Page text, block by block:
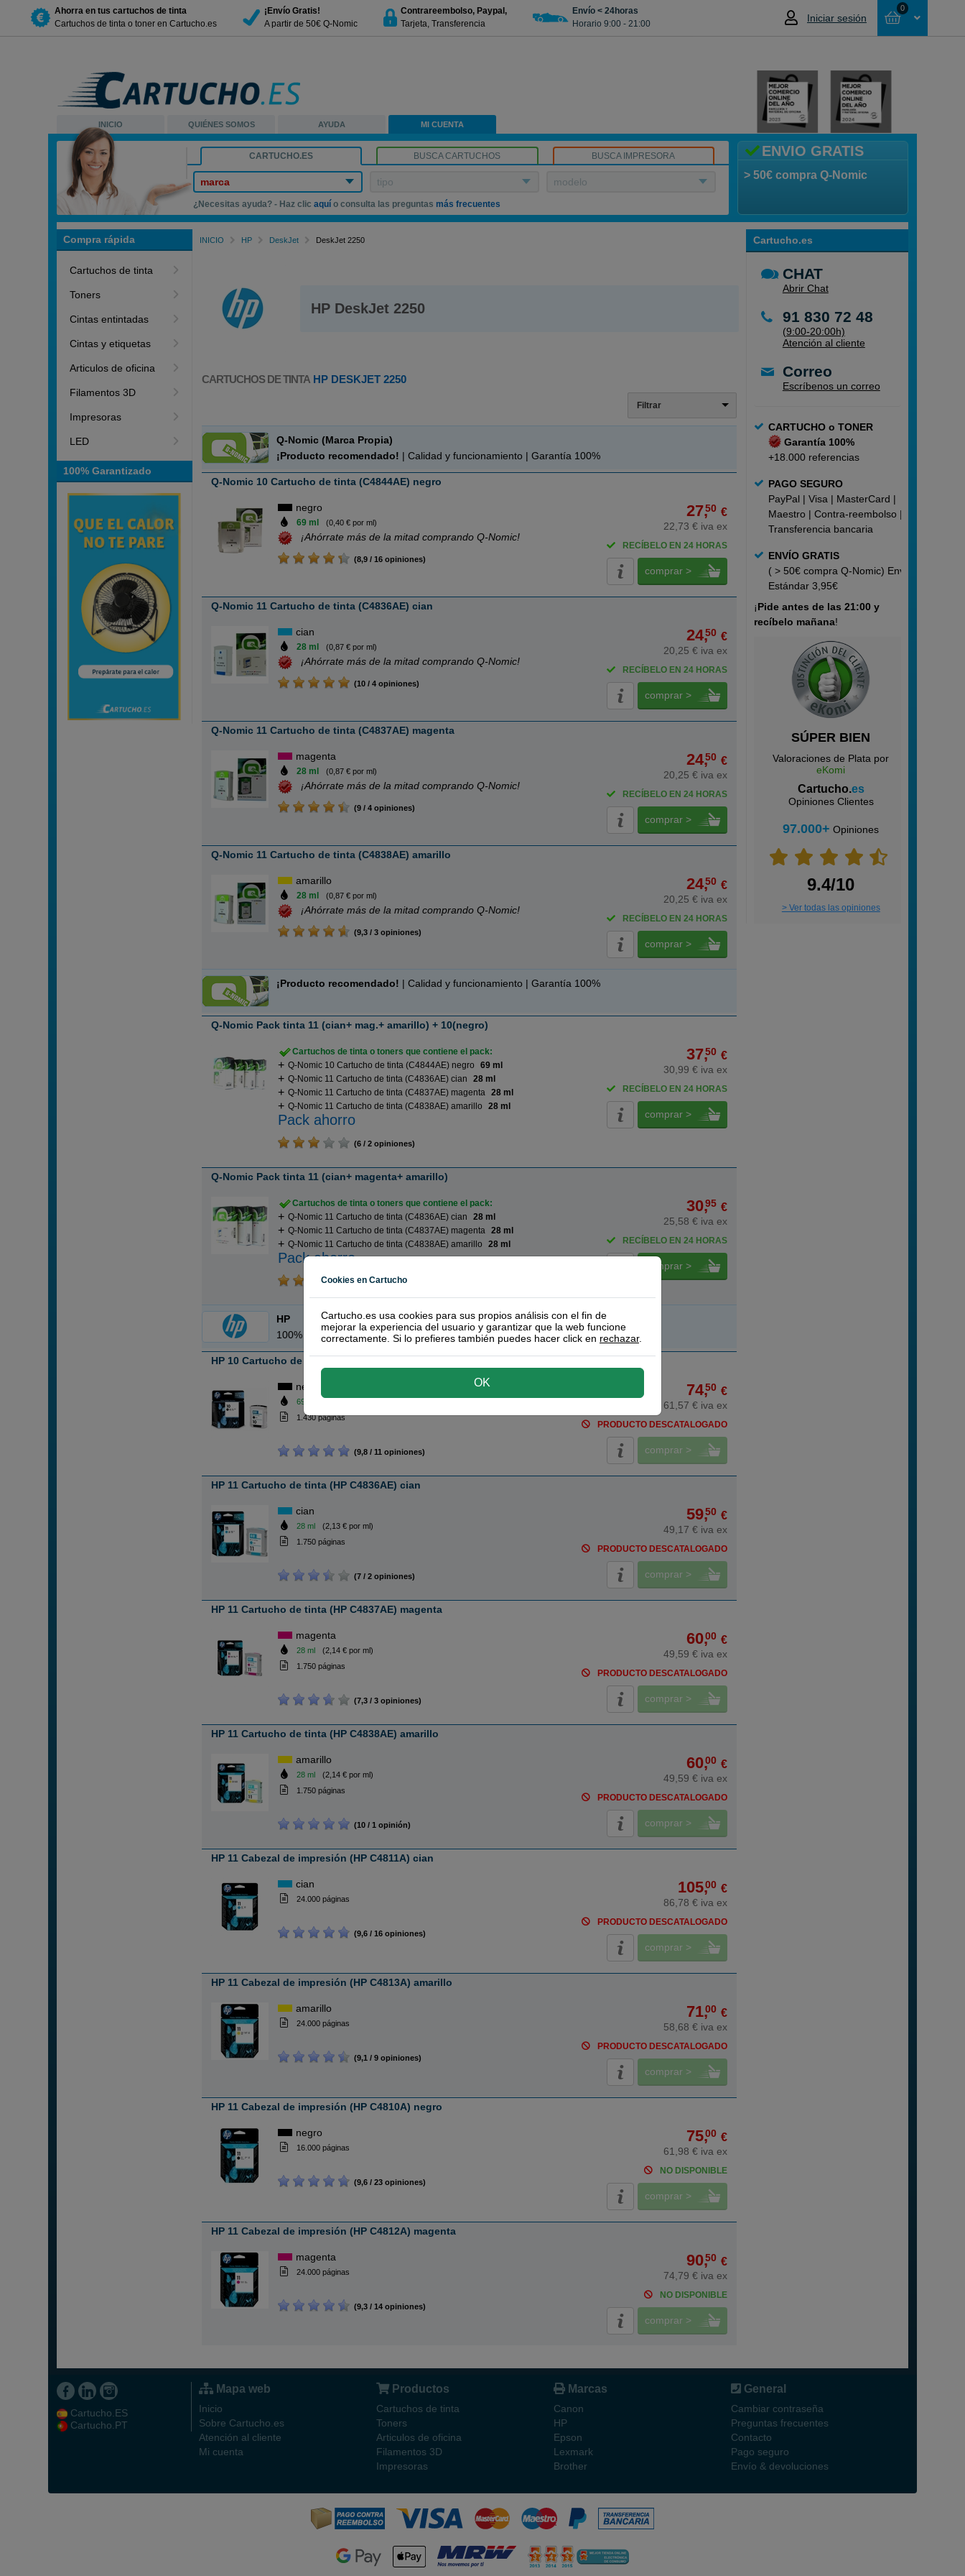
Ahorra en tus cartuchos de tinta
Cartuchos de tinta o toner en Cartucho.es
¡Envío Gratis!
A partir de 50€ Q-Nomic
Contrareembolso, Paypal,
Tarjeta, Transferencia
Envío < 24horas
Horario 9:00 - 21:00
Iniciar sesión
0
NO HAS SELECCIONADO NINGÚN
INICIO QUIÉNES SOMOS AYUDA MI CUENTA
ENVIO GRATIS
> 50€ compra Q-Nomic
CARTUCHO.ES BUSCA CARTUCHOS BUSCA IMPRESORA
marca tipo modelo
¿Necesitas ayuda? - Haz clicaquí o consulta las preguntas más frecuentes
Compra rápida
Cartuchos de tinta
Toners
Cintas entintadas
Cintas y etiquetas
Articulos de oficina
Filamentos 3D
Impresoras
LED
100% Garantizado
Cartucho.es
CHAT
Abrir Chat
91 830 72 48
(9:00-20:00h)
Atención al cliente
Correo
Escríbenos un correo
CARTUCHO o TONER
Garantía 100%
+18.000 referencias
PAGO SEGURO
PayPal | Visa | MasterCard |
Maestro | Contra-reembolso |
Transferencia bancaria
ENVÍO GRATIS
( > 50€ compra Q-Nomic) Envío
Estándar 3,95€
¡Pide antes de las 21:00 y
recíbelo mañana!
SÚPER BIEN
Valoraciones de Plata por
eKomi
Cartucho.es
Opiniones Clientes
97.000+ Opiniones
9.4/10
> Ver todas las opiniones
INICIO HP DeskJet DeskJet 2250
HP DeskJet 2250
CARTUCHOS DE TINTA HP DESKJET 2250
Filtrar
Q-Nomic (Marca Propia)
¡Producto recomendado! | Calidad y funcionamiento | Garantía 100%
Q-Nomic 10 Cartucho de tinta (C4844AE) negro
negro
69 ml (0,40 € por ml)
¡Ahórrate más de la mitad comprando Q-Nomic!
(8,9 / 16 opiniones)
27,50 €
22,73 € iva ex
RECÍBELO EN 24 HORAS
comprar >
Q-Nomic 11 Cartucho de tinta (C4836AE) cian
cian
28 ml (0,87 € por ml)
¡Ahórrate más de la mitad comprando Q-Nomic!
(10 / 4 opiniones)
24,50 €
20,25 € iva ex
RECÍBELO EN 24 HORAS
comprar >
Q-Nomic 11 Cartucho de tinta (C4837AE) magenta
magenta
28 ml (0,87 € por ml)
¡Ahórrate más de la mitad comprando Q-Nomic!
(9 / 4 opiniones)
24,50 €
20,25 € iva ex
RECÍBELO EN 24 HORAS
comprar >
Q-Nomic 11 Cartucho de tinta (C4838AE) amarillo
amarillo
28 ml (0,87 € por ml)
¡Ahórrate más de la mitad comprando Q-Nomic!
(9,3 / 3 opiniones)
24,50 €
20,25 € iva ex
RECÍBELO EN 24 HORAS
comprar >
¡Producto recomendado! | Calidad y funcionamiento | Garantía 100%
Q-Nomic Pack tinta 11 (cian+ mag.+ amarillo) + 10(negro)
Cartuchos de tinta o toners que contiene el pack:
Q-Nomic 10 Cartucho de tinta (C4844AE) negro
69 ml
Q-Nomic 11 Cartucho de tinta (C4836AE) cian
28 ml
Q-Nomic 11 Cartucho de tinta (C4837AE) magenta 28 ml
Q-Nomic 11 Cartucho de tinta (C4838AE) amarillo
28 ml
Pack ahorro
(6 / 2 opiniones)
37,50 €
30,99 € iva ex
RECÍBELO EN 24 HORAS
comprar >
Q-Nomic Pack tinta 11 (cian+ magenta+ amarillo)
Cartuchos de tinta o toners que contiene el pack:
Q-Nomic 11 Cartucho de tinta (C4836AE) cian
28 ml
Q-Nomic 11 Cartucho de tinta (C4837AE) magenta 28 ml
Q-Nomic 11 Cartucho de tinta (C4838AE) amarillo
28 ml
Pack ahorro
(10 / 1 opinión)
30,95 €
25,58 € iva ex
RECÍBELO EN 24 HORAS
comprar >
HP
100% Cartuchos Originales HP
HP 10 Cartucho de tinta (HP C4844AE) negro
negro
69 ml
1.430 páginas
(9,8 / 11 opiniones)
74,50 €
61,57 € iva ex
PRODUCTO DESCATALOGADO
comprar >
HP 11 Cartucho de tinta (HP C4836AE) cian
cian
28 ml
(2,13 € por ml)
1.750 páginas
(7 / 2 opiniones)
59,50 €
49,17 € iva ex
PRODUCTO DESCATALOGADO
comprar >
HP 11 Cartucho de tinta (HP C4837AE) magenta
magenta
28 ml
(2,14 € por ml)
1.750 páginas
(7,3 / 3 opiniones)
60,00 €
49,59 € iva ex
PRODUCTO DESCATALOGADO
comprar >
HP 11 Cartucho de tinta (HP C4838AE) amarillo
amarillo
28 ml
(2,14 € por ml)
1.750 páginas
(10 / 1 opinión)
60,00 €
49,59 € iva ex
PRODUCTO DESCATALOGADO
comprar >
HP 11 Cabezal de impresión (HP C4811A) cian
cian
24.000 páginas
(9,6 / 16 opiniones)
105,00 €
86,78 € iva ex
PRODUCTO DESCATALOGADO
comprar >
HP 11 Cabezal de impresión (HP C4813A) amarillo
amarillo
24.000 páginas
(9,1 / 9 opiniones)
71,00 €
58,68 € iva ex
PRODUCTO DESCATALOGADO
comprar >
HP 11 Cabezal de impresión (HP C4810A) negro
negro
16.000 páginas
(9,6 / 23 opiniones)
75,00 €
61,98 € iva ex
NO DISPONIBLE
comprar >
HP 11 Cabezal de impresión (HP C4812A) magenta
magenta
24.000 páginas
(9,3 / 14 opiniones)
90,50 €
74,79 € iva ex
NO DISPONIBLE
comprar >
Cartucho.ES
Cartucho.PT
Mapa web
Inicio
Sobre Cartucho.es
Atención al cliente
Mi cuenta
Productos
Cartuchos de tinta
Toners
Articulos de oficina
Filamentos 3D
Impresoras
Marcas
Canon
HP
Epson
Lexmark
Brother
General
Cambiar contraseña
Preguntas frecuentes
Contacto
Pago seguro
Envío & devoluciones
Cookies en Cartucho
Cartucho.es usa cookies para sus propios análisis con el fin de
mejorar la experiencia del usuario y garantizar que la web funcione
correctamente. Si lo prefieres también puedes hacer click en rechazar.
OK